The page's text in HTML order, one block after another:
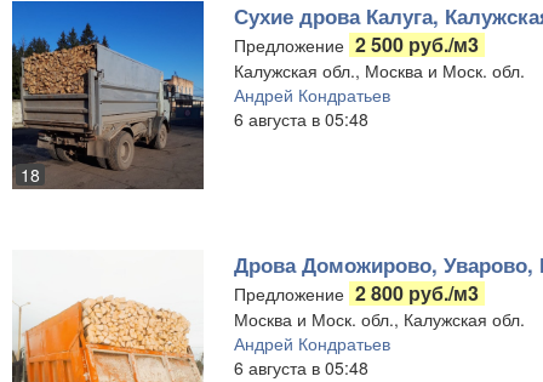
18
Сухие дрова Калуга,
Предложение 2 500 руб./м3
Калужская обл., Москва и Моск. обл.
Андрей Кондратьев
6 августа в 05:48
Дрова Доможирово, Уварово,
Предложение 2 800 руб./м3
Москва и Моск. обл., Калужская обл.
Андрей Кондратьев
6 августа в 05:48